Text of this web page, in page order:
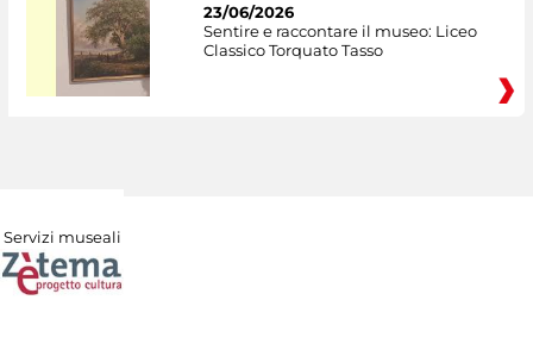
23/06/2026
Sentire e raccontare il museo: Liceo
Classico Torquato Tasso
Servizi museali